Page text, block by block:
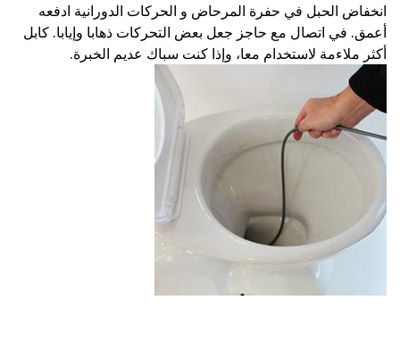
انخفاض الحبل في حفرة المرحاض و الحركات الدورانية ادفعه
أعمق. في اتصال مع حاجز جعل بعض التحركات ذهابا وإيابا. كابل
أكثر ملاءمة لاستخدام معا، وإذا كنت سباك عديم الخبرة.